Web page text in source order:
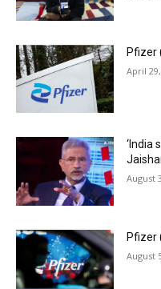
Pfizer
April
‘India
August
Pfizer
August